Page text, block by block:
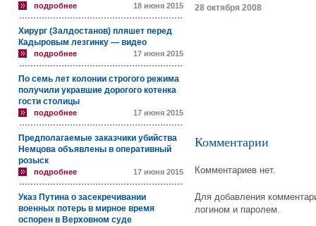
подробнее 18 июня 2015
Хирург (Залдостанов) пляшет перед
Кадыровым лезгинку — видео
подробнее 17 июня 2015
По семь лет колонии строгого режима
получили укравшие дорогого котенка
гости столицы
подробнее 17 июня 2015
Предполагаемые заказчики убийства
Немцова объявлены в оперативный
розыск
подробнее 17 июня 2015
Указ Путина о засекречивании
военных потерь в мирное время
оспорен в Верховном суде
28 октября 2008
Комментарии
Комментариев нет.
Для добавления
логином и паролем.